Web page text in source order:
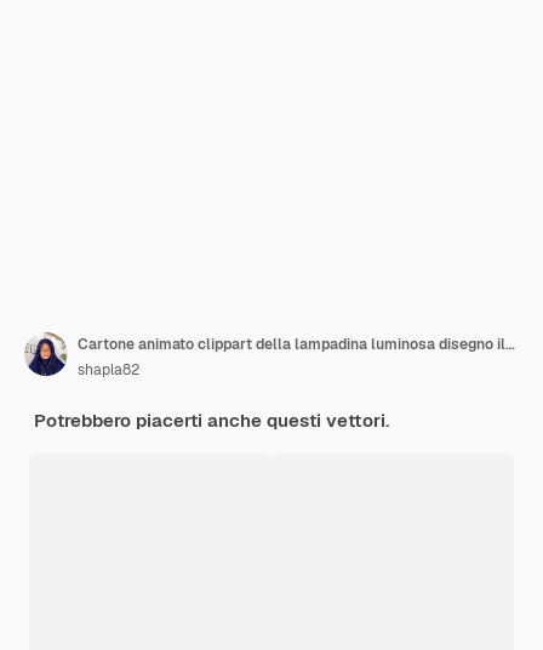
Cartone animato clippart della lampadina luminosa disegno illustrativo
shapla82
Potrebbero piacerti anche questi vettori.